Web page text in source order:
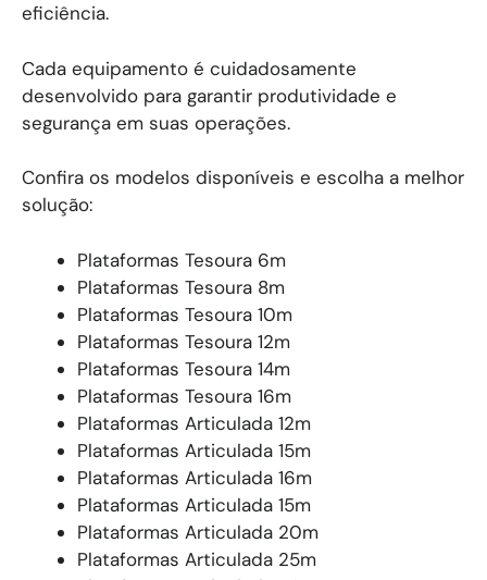
eficiência.
Cada equipamento é cuidadosamente
desenvolvido para garantir produtividade e
segurança em suas operações.
Confira os modelos disponíveis e escolha a melhor
solução:
Plataformas Tesoura 6m
Plataformas Tesoura 8m
Plataformas Tesoura 10m
Plataformas Tesoura 12m
Plataformas Tesoura 14m
Plataformas Tesoura 16m
Plataformas Articulada 12m
Plataformas Articulada 15m
Plataformas Articulada 16m
Plataformas Articulada 15m
Plataformas Articulada 20m
Plataformas Articulada 25m